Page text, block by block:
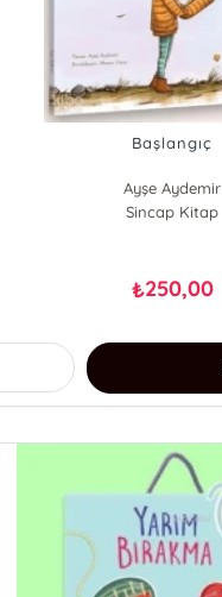
Başlangıç
Ayşe Aydemir
Sincap Kitap
₺250,00